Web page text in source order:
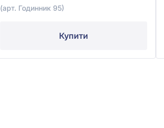
(арт. Годинник 95)
Купити